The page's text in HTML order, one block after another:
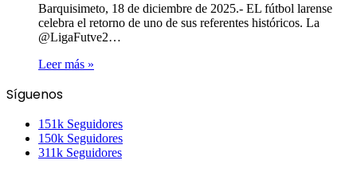
Barquisimeto, 18 de diciembre de 2025.- EL fútbol larense
celebra el retorno de uno de sus referentes históricos. La
@LigaFutve2…
Leer más »
Síguenos
151k Seguidores
150k Seguidores
311k Seguidores